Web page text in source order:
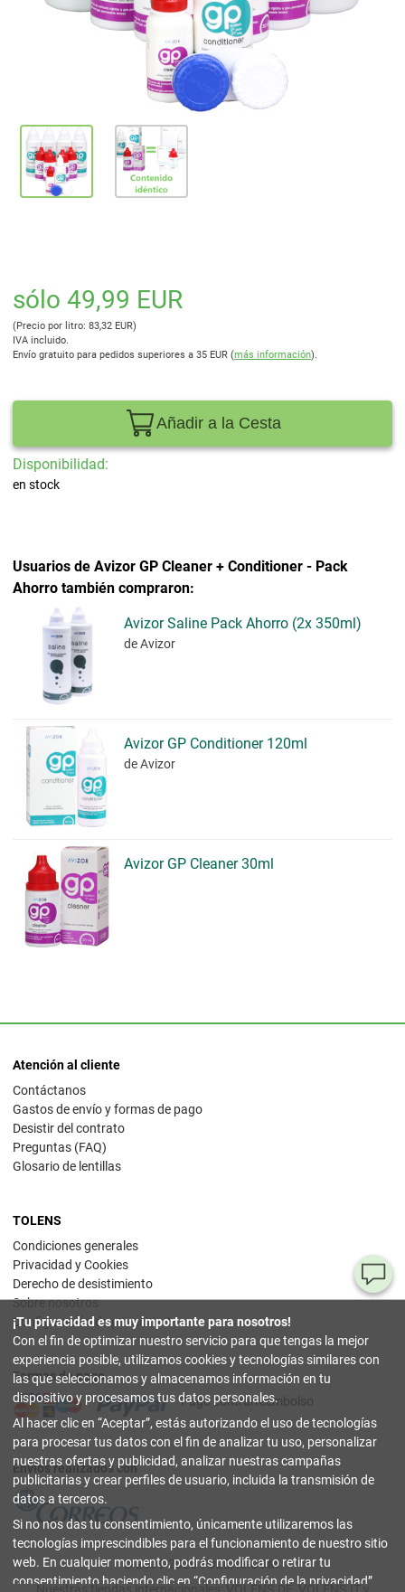
sólo 49,99 EUR
(Precio por litro: 83,32 EUR)
IVA incluido.
Envío gratuito para pedidos superiores a 35 EUR (más información).
Añadir a la Cesta
Disponibilidad:
en stock
Usuarios de Avizor GP Cleaner + Conditioner - Pack
Ahorro también compraron:
Avizor Saline Pack Ahorro (2x 350ml)
de Avizor
Avizor GP Conditioner 120ml
de Avizor
Avizor GP Cleaner 30ml
Atención al cliente
Contáctanos
Gastos de envío y formas de pago
Desistir del contrato
Preguntas (FAQ)
Glosario de lentillas
TOLENS
Condiciones generales
Privacidad y Cookies
Derecho de desistimiento
Sobre nosotros
Configuración de privacidad
Formas de pago
Pago contrarreembolso
Envíos realizados con
© 2003-2026 TOLENS.COM.
¡Tu privacidad es muy importante para nosotros!
Con el fin de optimizar nuestro servicio para que tengas la mejor
experiencia posible, utilizamos cookies y tecnologías similares con
las que seleccionamos y almacenamos información en tu
dispositivo y procesamos tus datos personales.
Al hacer clic en Aceptar , estás autorizando el uso de tecnologías
para procesar tus datos con el fin de analizar tu uso, personalizar
nuestras ofertas y publicidad, analizar nuestras campañas
publicitarias y crear perfiles de usuario, incluida la transmisión de
datos a terceros.
Si no nos das tu consentimiento, únicamente utilizaremos las
tecnologías imprescindibles para el funcionamiento de nuestro sitio
web. En cualquier momento, podrás modificar o retirar tu
consentimiento haciendo clic en Configuración de la privacidad